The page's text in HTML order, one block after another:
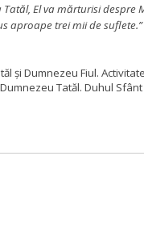
El va mărturisi
aproape trei mii de suflete.”
și Dumnezeu Fiul.
Tatăl. Duhul